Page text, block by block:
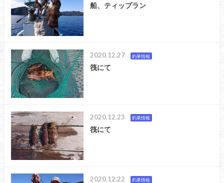
船、ティップラン
2020.12.27 釣果情報
筏にて
2020.12.23 釣果情報
筏にて
2020.12.22 釣果情報